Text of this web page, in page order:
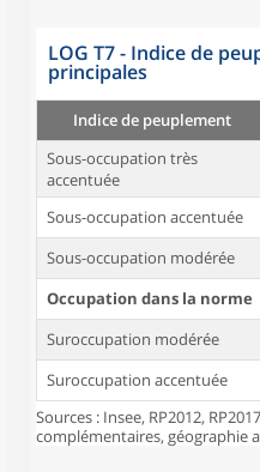
LOG T7 - Indice de
principales
Indice de peuplement
Sous-occupation très
accentuée
Sous-occupation accentuée
Sous-occupation modérée
Occupation dans la norme
Suroccupation modérée
Suroccupation accentuée
Sources : Insee, RP2012,
complémentaires, géographie